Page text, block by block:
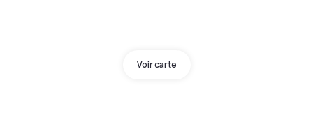
Voir carte